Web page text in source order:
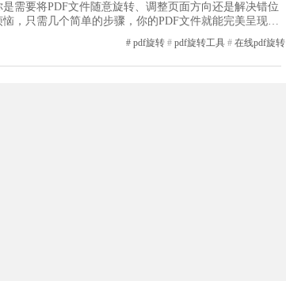
需要将PDF文件随意旋转、调整页面方向还是解决错位
，只需几个简单的步骤，你的PDF文件就能完美呈现。
的“旋转”世界吧！pdf旋转福昕PDF编辑器产品提供了方
将PDF...
# pdf旋转 # pdf旋转工具 # 在线pdf旋转